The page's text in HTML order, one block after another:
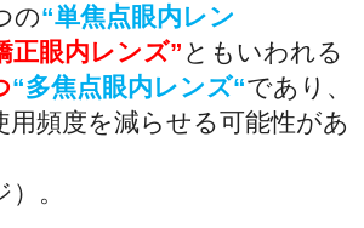
の“単焦点眼内レン
正眼内レンズ” ともいわれる
“多焦点眼内レンズ“であり、
用頻度を減らせる可能性があ
。